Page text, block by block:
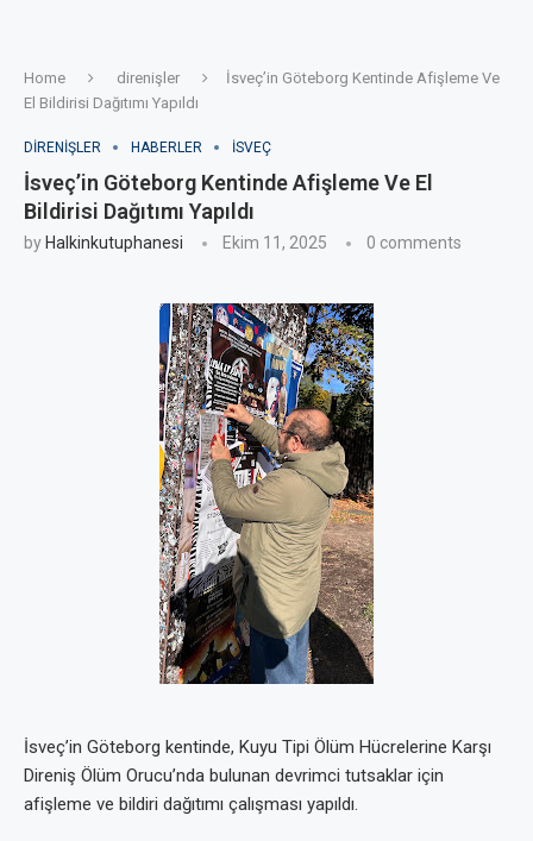
Home direnişler
İsveç’in Göteborg Kentinde Afişleme Ve
El Bildirisi Dağıtımı Yapıldı
DIRENIŞLER HABERLER İSVEÇ
İsveç’in Göteborg Kentinde Afişleme Ve El
Bildirisi Dağıtımı Yapıldı
by Halkinkutuphanesi Ekim 11, 2025 0 comments
İsveç’in Göteborg kentinde, Kuyu Tipi Ölüm Hücrelerine Karşı
Direniş Ölüm Orucu’nda bulunan devrimci tutsaklar için
afişleme ve bildiri dağıtımı çalışması yapıldı.